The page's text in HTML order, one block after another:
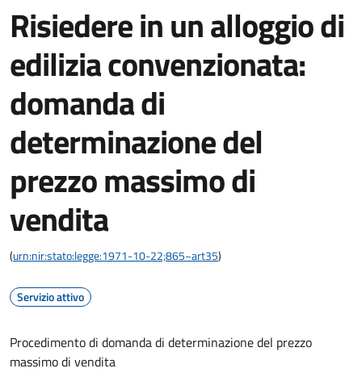
Risiedere in un alloggio di
edilizia convenzionata:
domanda di
determinazione del
prezzo massimo di
vendita
(urn:nir:stato:legge:1971-10-22;865~art35)
Servizio attivo
Procedimento di domanda di determinazione del prezzo
massimo di vendita